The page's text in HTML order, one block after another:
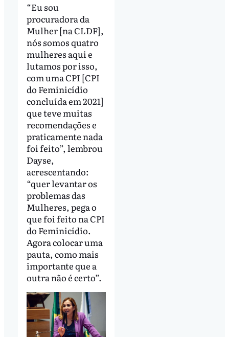
“Eu sou
procuradora da
Mulher [na CLDF],
nós somos quatro
mulheres aqui e
lutamos por isso,
com uma CPI [CPI
do Feminicídio
concluída em 2021]
que teve muitas
recomendações e
praticamente nada
foi feito”, lembrou
Dayse,
acrescentando:
“quer levantar os
problemas das
Mulheres, pega o
que foi feito na CPI
do Feminicídio.
Agora colocar uma
pauta, como mais
importante que a
outra não é certo”.